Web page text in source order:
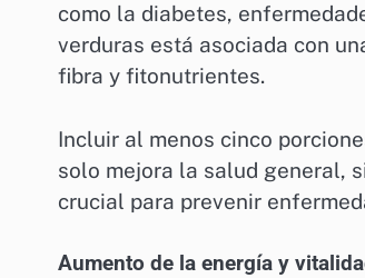
como la diabetes,
verduras está asociada con
fibra y fitonutrientes.
Incluir al menos cinco
solo mejora la salud general,
crucial para prevenir
Aumento de la energía y